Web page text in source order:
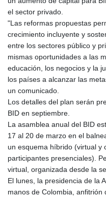
el sector privado.
"Las reformas propuestas
crecimiento incluyente y
entre los sectores público y
mismas oportunidades a las
educación, los negocios y la
los países a alcanzar las
un comunicado.
Los detalles del plan serán
BID en septiembre.
La asamblea anual del BID
17 al 20 de marzo en el
un esquema híbrido (virtual y
participantes presenciales).
virtual, organizada desde la
El lunes, la presidencia de la
manos de Colombia,